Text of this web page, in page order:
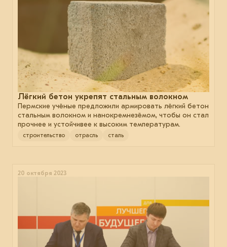
Лёгкий бетон укрепят стальным волокном
Пермские учёные предложили армировать лёгкий бетон
стальным волокном и нанокремнезёмом, чтобы он стал
прочнее и устойчивее к высоким температурам.
строительство отрасль сталь
20 октября 2023